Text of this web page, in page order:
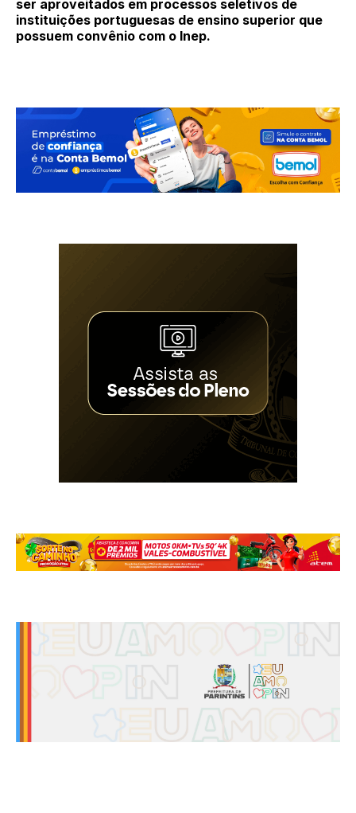
ser aproveitados em processos seletivos de
instituições portuguesas de ensino superior que
possuem convênio com o Inep.